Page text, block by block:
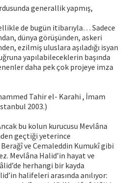
generallik yapmış,
de bugün itibarıyla… Sadece
dünya görüşünden, askeri
ezilmiş uluslara aşıladığı isyan
yapılabileceklerin başında
daha pek çok projeye imza
Tahir el- Karahi , İmam
2003.)
bu kolun kurucusu Mevlâna
geçtiği yeterince
ve Cemaleddin Kumukî gibi
Mevlâna Halid’in hayat ve
herhangi bir kayda
halifeleri arasında anılıyor: